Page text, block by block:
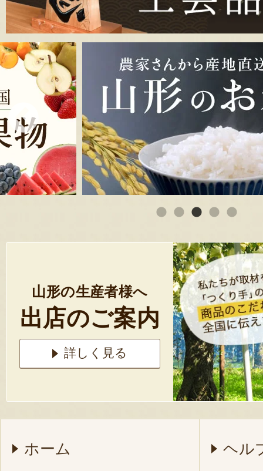
山形の生産者様へ
出店のご案内
詳しく見る
ホーム ヘル